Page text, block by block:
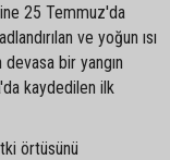
25 Temmuz'da
ve yoğun ısı
bir yangın
kaydedilen ilk
örtüsünü